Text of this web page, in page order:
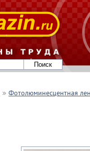
Фотолюминесцентная